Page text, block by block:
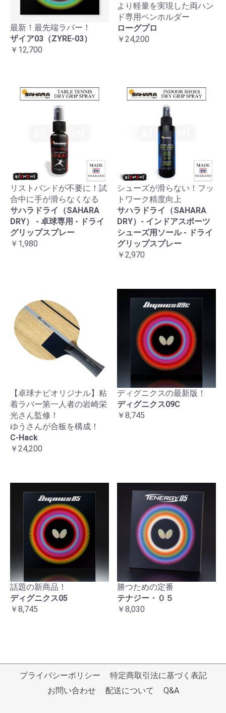
最新！最先端ラバー！
ザイア03（ZYRE-03）
￥12,700
より軽量を実現した両ハン
ド専用ペンホルダー
ローグプロ
￥24,200
リストバンドが不要に！試
合中に手が滑らなくなる
サハラドライ（SAHARA
DRY） - 卓球専用 - ドライ
グリップスプレー
￥1,980
シューズが滑らない！フッ
トワーク精度向上
サハラドライ（SAHARA
DRY）- インドアスポーツ
シューズ用ソール - ドライ
グリップスプレー
￥2,970
【卓球ナビオリジナル】粘
着ラバー第一人者の岩崎栄
光さん監修！
ゆうさんが合板を構成！
C-Hack
￥24,200
ディグニクスの最新版！
ディグニクス09C
￥8,745
話題の新商品！
ディグニクス05
￥8,745
勝つための定番
テナジー・０５
￥8,030
プライバシーポリシー
特定商取引法に基づく表記
お問い合わせ
配送について Q&A